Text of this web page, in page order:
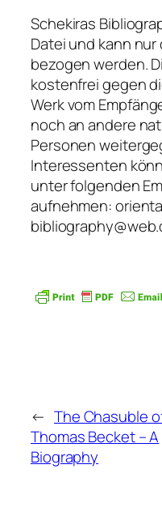
Schekiras
Datei und kann
bezogen werden.
kostenfrei gegen
Werk vom
noch an andere
Personen
Interessenten
unter folgenden
aufnehmen:
← The Chasuble
Thomas Becket – A
Biography